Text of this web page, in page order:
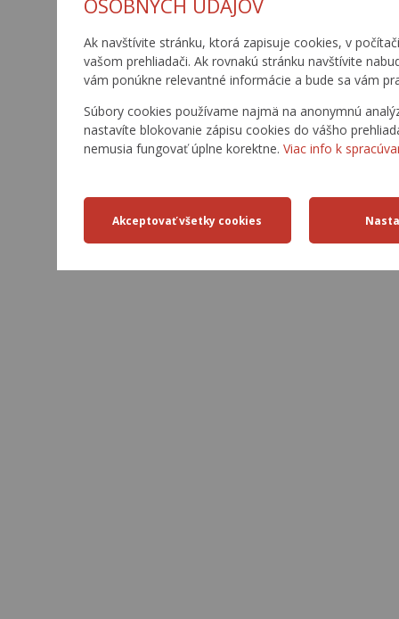
OSOBNÝCH ÚDAJOV
Ak navštívite stránku, ktorá zapisuje cookies, v
vašom prehliadači. Ak rovnakú stránku navštívite
vám ponúkne relevantné informácie a bude sa vám
Súbory cookies používame najmä na anonymnú
nastavíte blokovanie zápisu cookies do vášho
nemusia fungovať úplne korektne. Viac info k